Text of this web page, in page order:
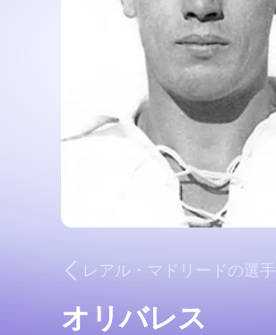
レアル・マドリードの選手
オリバレス